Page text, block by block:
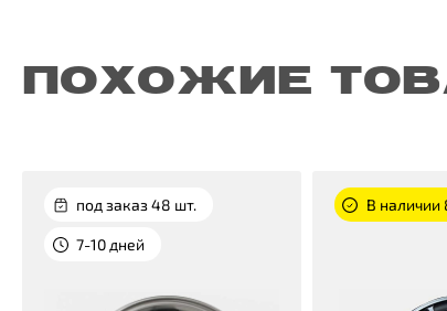
ПОХОЖИЕ
под заказ 48 шт.
7-10 дней
В наличии